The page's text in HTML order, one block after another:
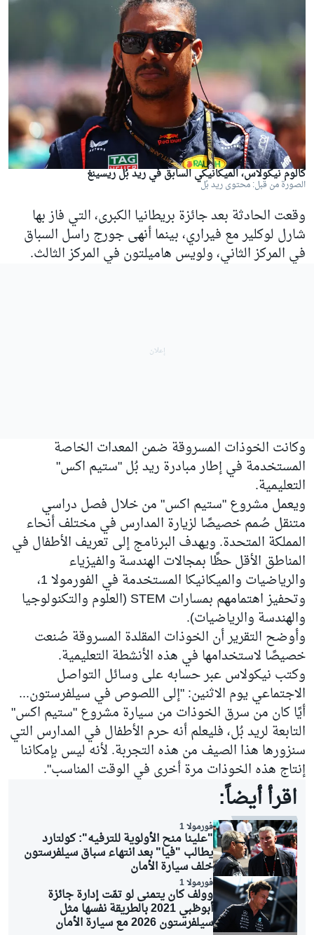
كالوم نيكولاس، الميكانيكي السابق في ريد بُل ريسينغ
الصورة من قبل: محتوى ريد بُل
وقعت الحادثة بعد جائزة بريطانيا الكبرى، التي فاز بها
شارل لوكلير مع فيراري، بينما أنهى جورج راسل السباق
في المركز الثاني، ولويس هاميلتون في المركز الثالث.
وكانت الخوذات المسروقة ضمن المعدات الخاصة
المستخدمة في إطار مبادرة ريد بُل "ستيم اكس"
التعليمية.
ويعمل مشروع "ستيم اكس" من خلال فصل دراسي
متنقل صُمم خصيصًا لزيارة المدارس في مختلف أنحاء
المملكة المتحدة. ويهدف البرنامج إلى تعريف الأطفال في
المناطق الأقل حظًا بمجالات الهندسة والفيزياء
والرياضيات والميكانيكا المستخدمة في الفورمولا 1،
وتحفيز اهتمامهم بمسارات STEM (العلوم والتكنولوجيا
والهندسة والرياضيات).
وأوضح التقرير أن الخوذات المقلدة المسروقة صُنعت
خصيصًا لاستخدامها في هذه الأنشطة التعليمية.
وكتب نيكولاس عبر حسابه على وسائل التواصل
الاجتماعي يوم الاثنين: "إلى اللصوص في سيلفرستون...
أيًا كان من سرق الخوذات من سيارة مشروع "ستيم اكس"
التابعة لريد بُل، فليعلم أنه حرم الأطفال في المدارس التي
سنزورها هذا الصيف من هذه التجربة. لأنه ليس بإمكاننا
إنتاج هذه الخوذات مرة أخرى في الوقت المناسب".
اقرأ أيضاً:
فورمولا 1
"علينا منح الأولوية للترفيه": كولتارد
يطالب "فيا" بعد انتهاء سباق سيلفرستون
خلف سيارة الأمان
فورمولا 1
وولف كان يتمنى لو تمّت إدارة جائزة
أبوظبي 2021 بالطريقة نفسها مثل
سيلفرستون 2026 مع سيارة الأمان